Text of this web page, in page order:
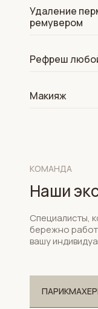
Удаление
ремувером
Рефреш
Макияж
КОМАНДА
Наши
Специалисты,
бережно
вашу